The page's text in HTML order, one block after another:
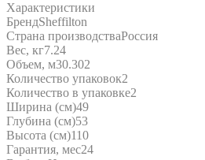
Характеристики
БрендSheffilton
Страна производстваРоссия
Вес, кг7.24
Объем, м30.302
Количество упаковок2
Количество в упаковке2
Ширина (см)49
Глубина (см)53
Высота (см)110
Гарантия, мес24